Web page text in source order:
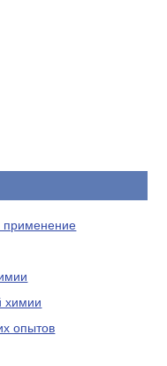
применение
химии
опытов